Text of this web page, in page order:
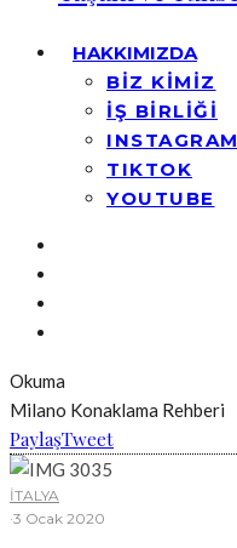
HAKKIMIZDA
BİZ KİMİZ
İŞ BİRLİĞİ
INSTAGRAM
TIKTOK
YOUTUBE
Okuma
Milano Konaklama Rehberi
PaylaşTweet
İTALYA
·3 Ocak 2020